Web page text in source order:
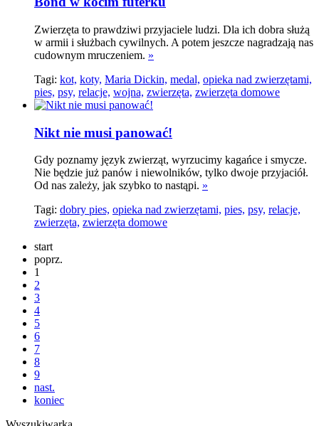
Zwierzęta to prawdziwi przyjaciele ludzi. Dla ich dobra służą
w armii i służbach cywilnych. A potem jeszcze nagradzają nas
cudownym mruczeniem. »
Tagi: kot, koty, Maria Dickin, medal, opieka nad zwierzętami,
pies, psy, relacje, wojna, zwierzęta, zwierzęta domowe
Nikt nie musi panować!
Gdy poznamy język zwierząt, wyrzucimy kagańce i smycze.
Nie będzie już panów i niewolników, tylko dwoje przyjaciół.
Od nas zależy, jak szybko to nastąpi. »
Tagi: dobry pies, opieka nad zwierzętami, pies, psy, relacje,
zwierzęta, zwierzęta domowe
start
poprz.
1
2
3
4
5
6
7
8
9
nast.
koniec